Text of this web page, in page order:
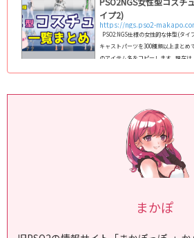
イプ2)
https://ngs.pso2-
PSO2:NGS仕様の女性的な体型(タ
キャストパーツを300種類以上まと
のアイテム名をコピーします｡ 現在
と､その衣装の「カラーバリエーショ
まかぽ